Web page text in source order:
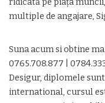
multiple de angajare,
Suna acum si obtine
0765.708.877 |
Desigur, diplomele
international, cursul